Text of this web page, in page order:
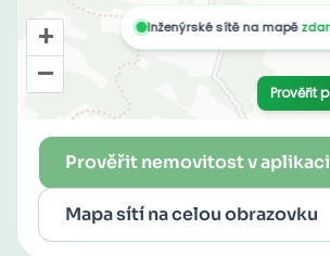
Prověřit nemovitost v aplikaci
Mapa sítí na celou obrazovku